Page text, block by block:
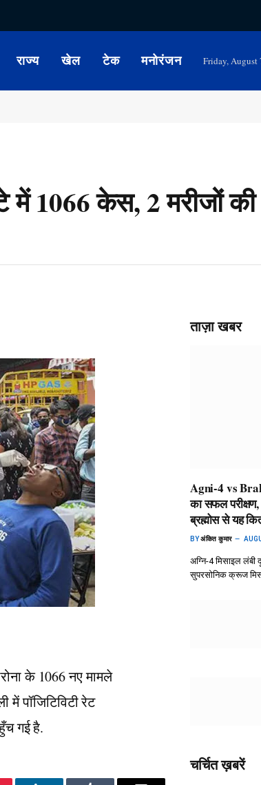
राज्य खेल टेक मनोरंजन Friday, August
में 1066 केस, 2 मरीजों की
के 1066 नए मामले
में पॉजिटिविटी रेट
गई है.
ताज़ा खबर
Agni-4 vs
का सफल
ब्रह्मोस से यह
BYअंकित कुमार
अग्नि-4 मिसाइल लंबी
सुपरसोनिक क्रूज
चर्चित ख़बरें